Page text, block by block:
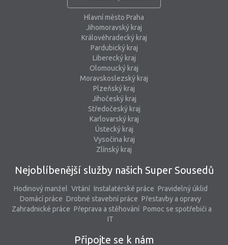
Hlavní město Praha
Jihomoravský kraj
Královéhradecký kraj
Pardubický kraj
Liberecký kraj
Olomoucký kraj
Moravskoslezský kraj
Plzeňský kraj
Jihočeský kraj
Středočeský kraj
Karlovarský kraj
Ústecký kraj
Vysočina kraj
Zlínský kraj
Nejoblíbenější služby našich Super Sousedů
Hodinový manžel Vrtání Instalatérské práce Pravidelný úklid
Domácí práce Drobné stavební práce Přestavby a opravy
Zahradnické práce Přeprava a stěhování Pomoc se spotřebiči a
IT
Připojte se k nám